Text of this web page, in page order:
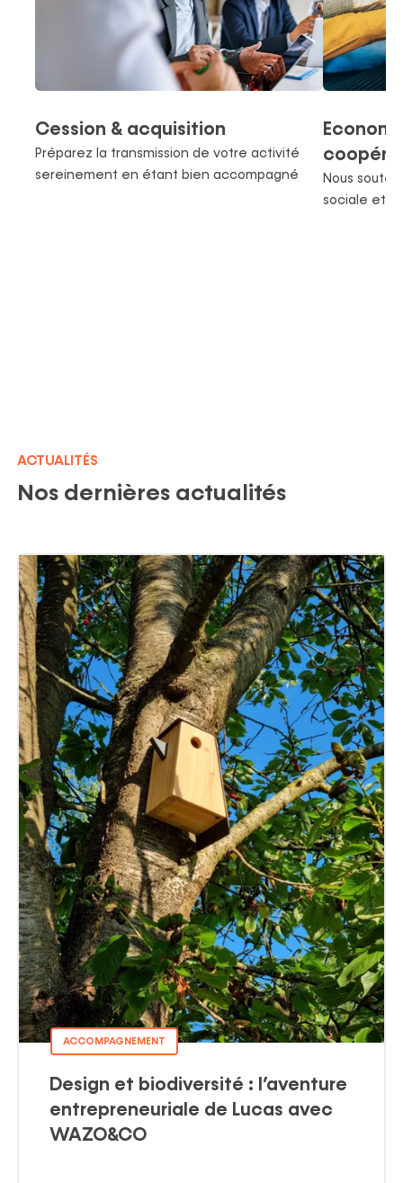
Cession & acquisition
Préparez la transmission de votre activité
sereinement en étant bien accompagné
Nous
sociale et
ACTUALITÉS
Nos dernières actualités
ACCOMPAGNEMENT
Design et biodiversité : l’aventure
entrepreneuriale de Lucas avec
WAZO&CO